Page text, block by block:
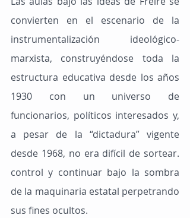
convierten en el escenario de la
instrumentalización ideológico-
marxista, construyéndose toda la
estructura educativa desde los años
1930 con un universo de
funcionarios, políticos interesados ​​y,
a pesar de la “dictadura” vigente
desde 1968, no era difícil de sortear.
control y continuar bajo la sombra
de la maquinaria estatal perpetrando
sus fines ocultos.